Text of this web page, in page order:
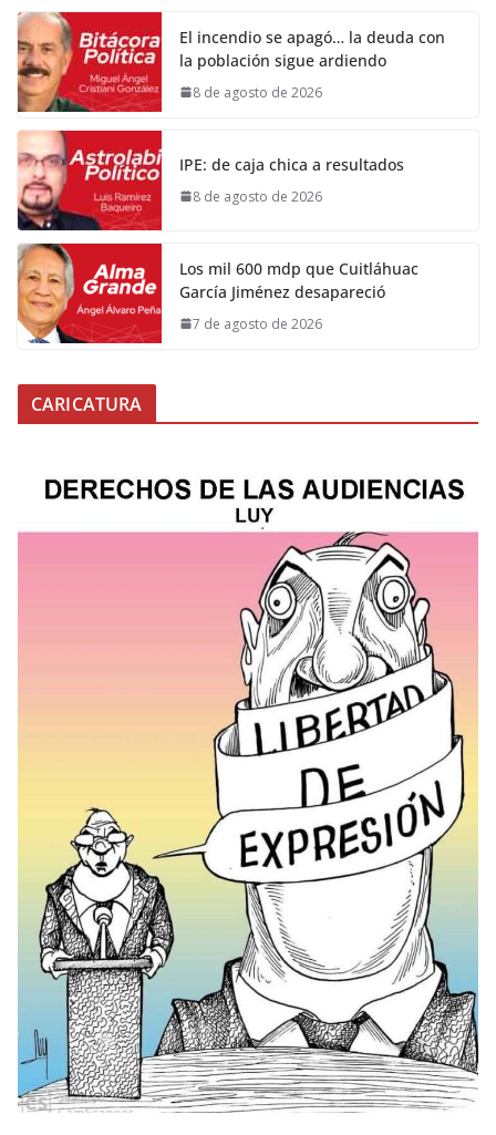
El incendio se apagó… la deuda con
la población sigue ardiendo
8 de agosto de 2026
IPE: de caja chica a resultados
8 de agosto de 2026
Los mil 600 mdp que Cuitláhuac
García Jiménez desapareció
7 de agosto de 2026
CARICATURA